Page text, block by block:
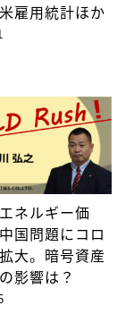
雇用統計ほか
ネルギー価
国問題にコロ
大。暗号資産
影響は？